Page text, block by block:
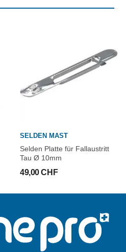
SELDEN MAST
Selden Platte für Fallaustritt
Tau Ø 10mm
49,00 CHF